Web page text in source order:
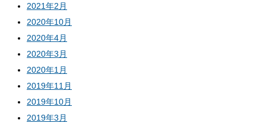
2021年2月
2020年10月
2020年4月
2020年3月
2020年1月
2019年11月
2019年10月
2019年3月